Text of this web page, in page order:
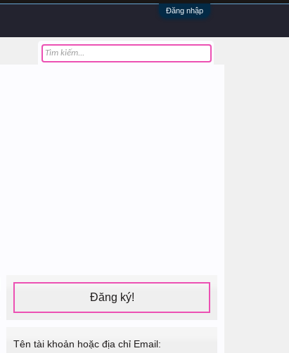
Đăng nhập
Đăng ký!
Tên tài khoản hoặc địa chỉ Email: